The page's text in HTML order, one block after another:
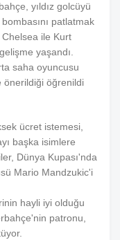
yıldız golcüyü
patlatmak
ile Kurt
yaşandı.
saha oyuncusu
önerildiği öğrenildi
ücret istemesi,
başka isimlere
Dünya Kupası'nda
Mario Mandzukic'i
hayli iyi olduğu
patronu,